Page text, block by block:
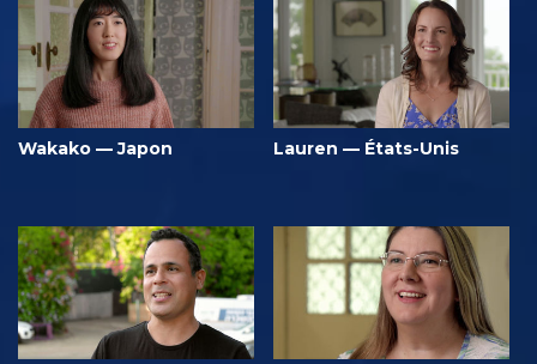
Wakako — Japon Lauren — États-Unis